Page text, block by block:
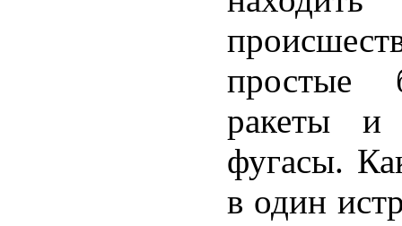
простые
ракеты
фугасы.
в один